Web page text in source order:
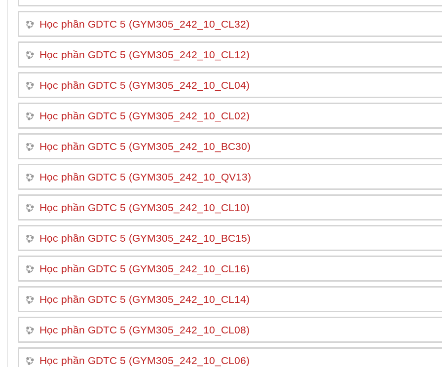
Học phần GDTC 5 (GYM305_242_10_CL32)
Học phần GDTC 5 (GYM305_242_10_CL12)
Học phần GDTC 5 (GYM305_242_10_CL04)
Học phần GDTC 5 (GYM305_242_10_CL02)
Học phần GDTC 5 (GYM305_242_10_BC30)
Học phần GDTC 5 (GYM305_242_10_QV13)
Học phần GDTC 5 (GYM305_242_10_CL10)
Học phần GDTC 5 (GYM305_242_10_BC15)
Học phần GDTC 5 (GYM305_242_10_CL16)
Học phần GDTC 5 (GYM305_242_10_CL14)
Học phần GDTC 5 (GYM305_242_10_CL08)
Học phần GDTC 5 (GYM305_242_10_CL06)